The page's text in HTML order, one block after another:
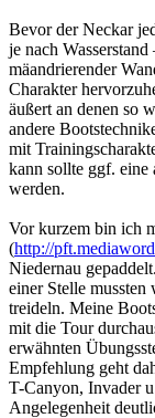
Bevor der Neckar
je nach
mäandrierender
Charakter
äußert an denen so
andere
mit
kann sollte ggf. eine
werden.
Vor kurzem bin ich
(http://
Niedernau
einer Stelle mussten
treideln. Meine
mit die Tour
erwähnten
Empfehlung geht
T-Canyon, Invader
Angelegenheit